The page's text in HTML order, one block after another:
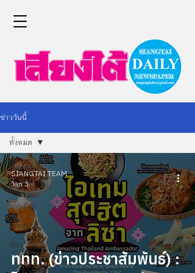
ข่าววันนี้
ทั้งหมด
ข่าว
การเมือง
เศรษฐกิจ
กีฬา
Life &
ทั้งหมด
ททท. (ข่าวประชาสัมพันธ์) :
SIANGTAI TEAM
Jan 3